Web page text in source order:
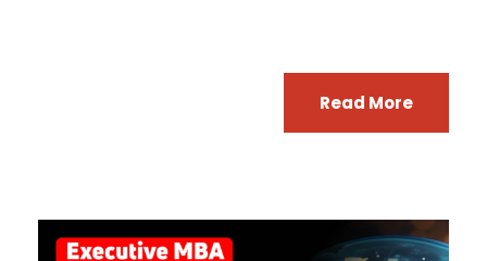
Read More